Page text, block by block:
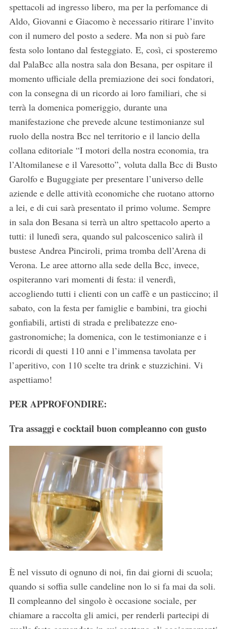
spettacoli ad ingresso libero, ma per la perfomance di
Aldo, Giovanni e Giacomo è necessario ritirare l’invito
con il numero del posto a sedere. Ma non si può fare
festa solo lontano dal festeggiato. E, così, ci sposteremo
dal PalaBcc alla nostra sala don Besana, per ospitare il
momento ufficiale della premiazione dei soci fondatori,
con la consegna di un ricordo ai loro familiari, che si
terrà la domenica pomeriggio, durante una
manifestazione che prevede alcune testimonianze sul
ruolo della nostra Bcc nel territorio e il lancio della
collana editoriale “I motori della nostra economia, tra
l’Altomilanese e il Varesotto”, voluta dalla Bcc di Busto
Garolfo e Buguggiate per presentare l’universo delle
aziende e delle attività economiche che ruotano attorno
a lei, e di cui sarà presentato il primo volume. Sempre
in sala don Besana si terrà un altro spettacolo aperto a
tutti: il lunedì sera, quando sul palcoscenico salirà il
bustese Andrea Pinciroli, prima tromba dell’Arena di
Verona. Le aree attorno alla sede della Bcc, invece,
ospiteranno vari momenti di festa: il venerdì,
accogliendo tutti i clienti con un caffè e un pasticcino; il
sabato, con la festa per famiglie e bambini, tra giochi
gonfiabili, artisti di strada e prelibatezze eno-
gastronomiche; la domenica, con le testimonianze e i
ricordi di questi 110 anni e l’immensa tavolata per
l’aperitivo, con 110 scelte tra drink e stuzzichini. Vi
aspettiamo!
PER APPROFONDIRE:
Tra assaggi e cocktail buon compleanno con gusto
È nel vissuto di ognuno di noi, fin dai giorni di scuola;
quando si soffia sulle candeline non lo si fa mai da soli.
Il compleanno del singolo è occasione sociale, per
chiamare a raccolta gli amici, per renderli partecipi di